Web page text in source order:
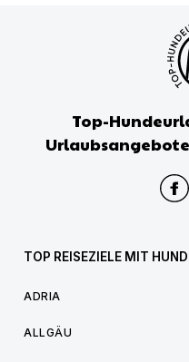
Top-
Urlaubsangebote
TOP REISEZIELE MIT HUND
ADRIA
ALLGÄU